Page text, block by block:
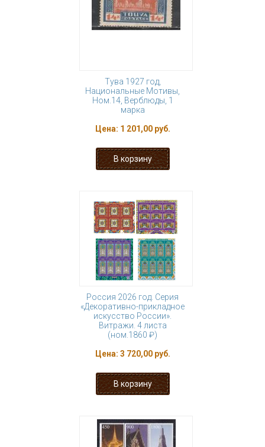
Тува 1927 год,
Национальные Мотивы,
Ном.14, Верблюды, 1
марка
Цена: 1 201,00 руб.
Россия 2026 год. Серия
«Декоративно-прикладное
искусство России».
Витражи. 4 листа
(ном.1860 ₽)
Цена: 3 720,00 руб.